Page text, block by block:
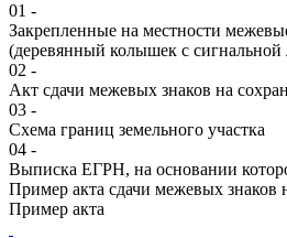
01 -
Закрепленные на местности
(деревянный колышек с сигнальной
02 -
Акт сдачи межевых знаков на
03 -
Схема границ земельного участка
04 -
Выписка ЕГРН, на основании
Пример акта сдачи межевых знаков
Пример акта